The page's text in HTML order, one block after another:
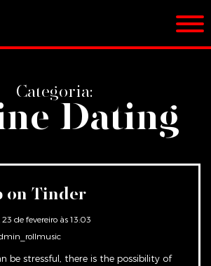
Categoria:
Dating
on Tinder
de fevereiro às 13:03
be stressful, there is the possibility of